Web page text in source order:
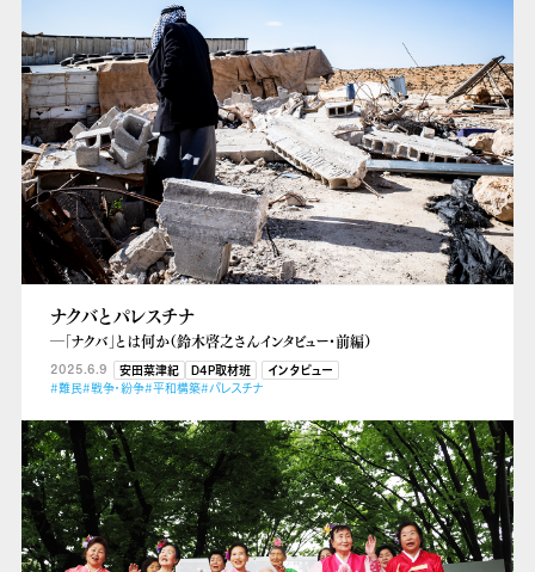
ナクバとパレスチナ
―「ナクバ」とは何か（鈴木啓之さんインタビュー・前編）
2025.6.9 安田菜津紀 D4P取材班
インタビュー
#難民#戦争・紛争#平和構築#パレスチナ